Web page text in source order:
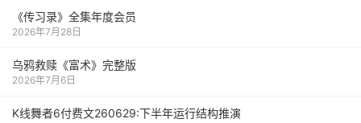
《传习录》全集年度会员
2026年7月28日
乌鸦救赎《富术》完整版
2026年7月6日
K线舞者6付费文260629:下半年运行结构推演